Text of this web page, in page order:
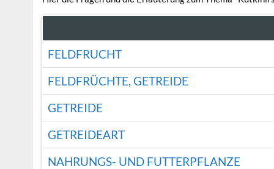
FELDFRUCHT
FELDFRÜCHTE, GETREIDE
GETREIDE
GETREIDEART
NAHRUNGS- UND FUTTERPFLANZE